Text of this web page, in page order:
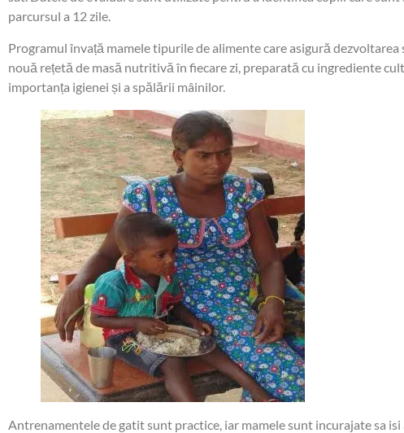
parcursul a 12 zile.
Programul învață mamele tipurile de alimente care asigură
nouă rețetă de masă nutritivă în fiecare zi, preparată cu ingrediente
importanța igienei și a spălării mâinilor.
Antrenamentele de gatit sunt practice, iar mamele sunt incurajate sa